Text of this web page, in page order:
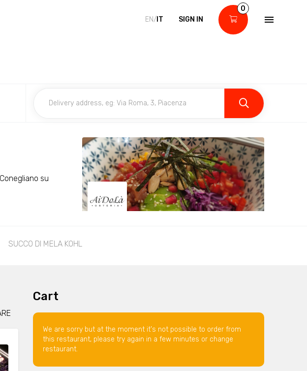
EN/ IT SIGN IN
0
su
SUCCO DI MELA KOHL
Cart
We are sorry but at the moment it's not possible to order from
this restaurant, please try again in a few minutes or change
restaurant.